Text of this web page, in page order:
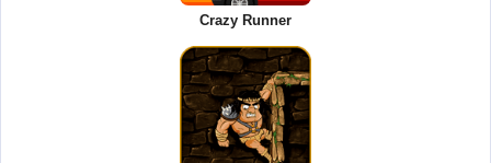
Crazy Runner